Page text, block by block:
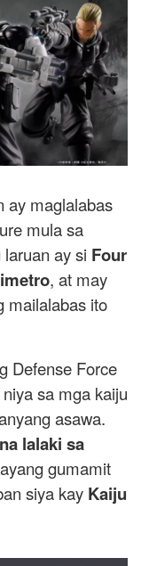
ay maglalabas
mula sa
ay si Four
, at may
mailalabas ito
Defense Force
sa mga kaiju
asawa.
lalaki sa
gumamit
siya kay Kaiju